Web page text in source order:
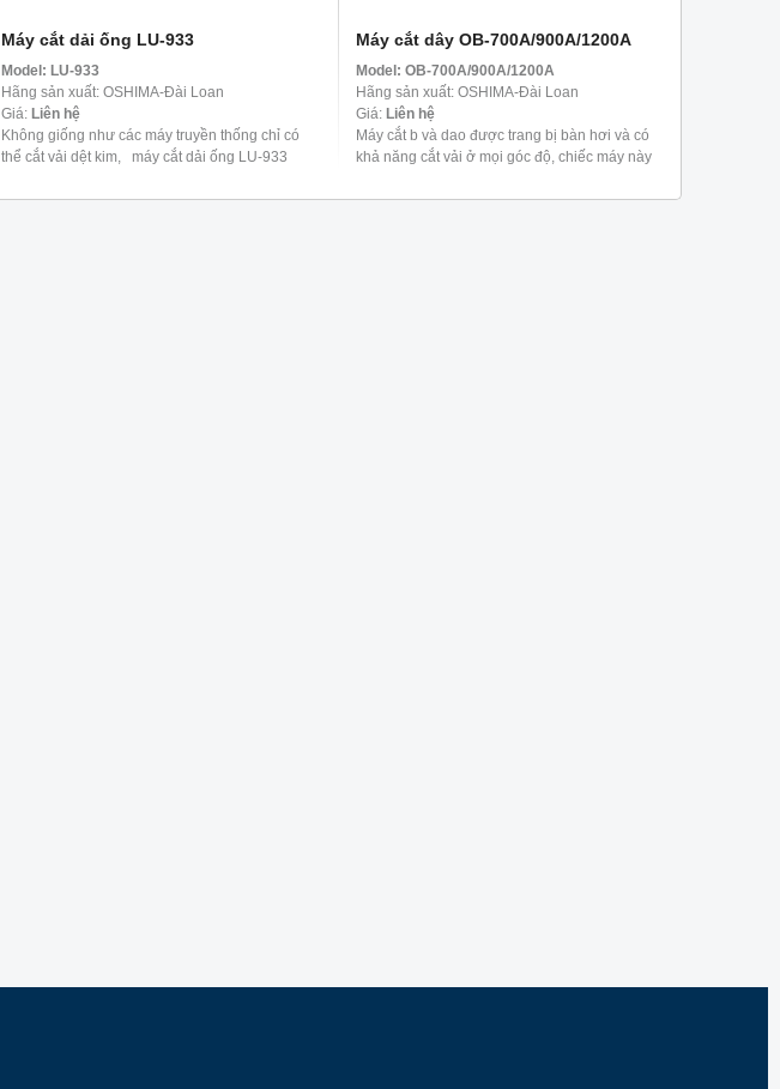
Máy cắt dải ống LU-933
Model: LU-933
Hãng sản xuất: OSHIMA-Đài Loan
Giá: Liên hệ
Không giống như các máy truyền thống chỉ có
thể cắt vải dệt kim, máy cắt dải ống LU-933
Máy cắt dây OB-700A/900A/1200A
Model: OB-700A/900A/1200A
Hãng sản xuất: OSHIMA-Đài Loan
Giá: Liên hệ
Máy cắt b và dao được trang bị bàn hơi và có
khả năng cắt vải ở mọi góc độ, chiếc máy này
có ...